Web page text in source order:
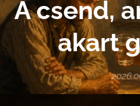
A csend,
akart